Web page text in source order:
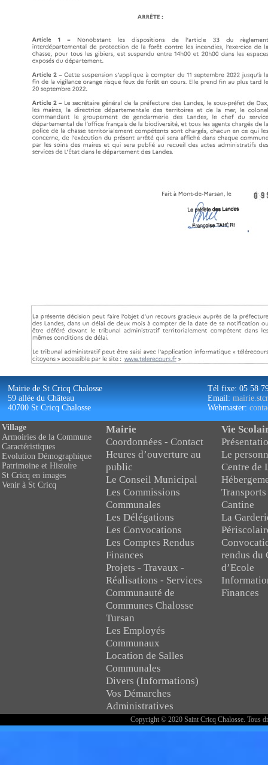
Mairie de St Cricq Chalosse
59 allée du Château
40700 St Cricq Chalosse
Tél fixe: 05 58
Email:
Webmaster:
Village
Armoiries de la Commune
Caractéristiques
Evolution Démographique
Patrimoine et Histoire
St Cricq en images
Venir à St Cricq
Mairie
Coordonnées - Contact
Heures d’ouverture au
public
Le Conseil Municipal
Les Commissions
Communales
Les Délégations
Les Convocations
Les Comptes Rendus
Finances
Projets - Travaux -
Réalisations - Services
Communauté de
Communes Chalosse
Tursan
Les Employés
Communaux
Location de Salles
Communales
Divers (Informations)
Vos Démarches
Administratives
Vie
Le
Centre de
Cantine
La
rendus du
d’Ecole
Finances
Copyright © 2020 Saint Cricq Chalosse. Tous